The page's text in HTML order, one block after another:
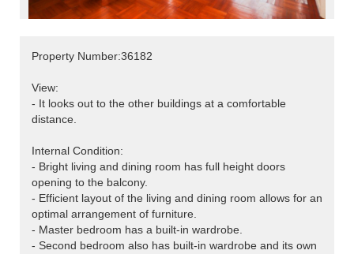
Property Number:36182
View:
- It looks out to the other buildings at a comfortable
distance.
Internal Condition:
- Bright living and dining room has full height doors
opening to the balcony.
- Efficient layout of the living and dining room allows for an
optimal arrangement of furniture.
- Master bedroom has a built-in wardrobe.
- Second bedroom also has built-in wardrobe and its own